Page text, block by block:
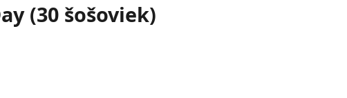
(30 šošoviek)